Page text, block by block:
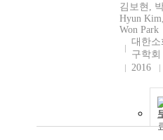
김보현,
Hyun
Won Park
대한
구학회
2016